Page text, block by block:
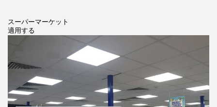
スーパーマーケット
適用する